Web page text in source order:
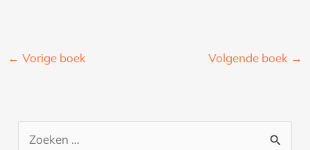
← Vorige boek Volgende boek →